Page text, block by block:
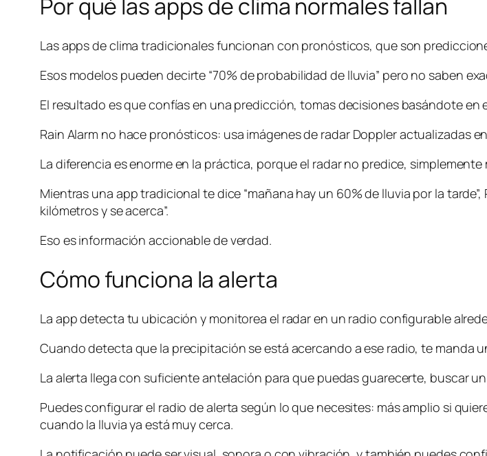
Por qué las apps de clima normales fallan
Las apps de clima tradicionales funcionan con pronósticos, que son
Esos modelos pueden decirte “70% de probabilidad de lluvia” pero no saben
El resultado es que confías en una predicción, tomas decisiones basándote en
Rain Alarm no hace pronósticos: usa imágenes de radar Doppler actualizadas
La diferencia es enorme en la práctica, porque el radar no predice,
Mientras una app tradicional te dice “mañana hay un 60% de lluvia por la
kilómetros y se acerca”.
Eso es información accionable de verdad.
Cómo funciona la alerta
La app detecta tu ubicación y monitorea el radar en un radio configurable
Cuando detecta que la precipitación se está acercando a ese radio, te manda
La alerta llega con suficiente antelación para que puedas guarecerte, buscar
Puedes configurar el radio de alerta según lo que necesites: más amplio si
cuando la lluvia ya está muy cerca.